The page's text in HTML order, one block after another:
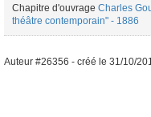
Chapitre d'ouvrage Charles
théâtre contemporain" - 1886
Auteur #26356 - créé le 31/10/